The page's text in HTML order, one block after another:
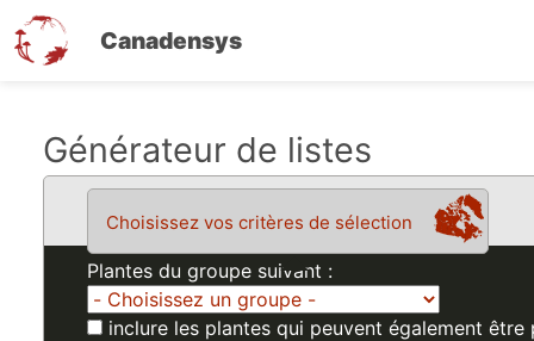
Canadensys
Générateur de listes
Choisissez vos critères de sélection
Plantes du groupe suivant :
inclure les plantes qui peuvent également